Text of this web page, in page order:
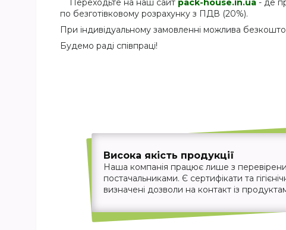
Переходьте на наш сайт pack-house.in.ua - де
по безготівковому розрахунку з ПДВ (20%).
При індивідуальному замовленні можлива
Будемо раді співпраці!
Висока якість продукції
Наша компанія працює лише з
постачальниками. Є сертифікати та
визначені дозволи на контакт із